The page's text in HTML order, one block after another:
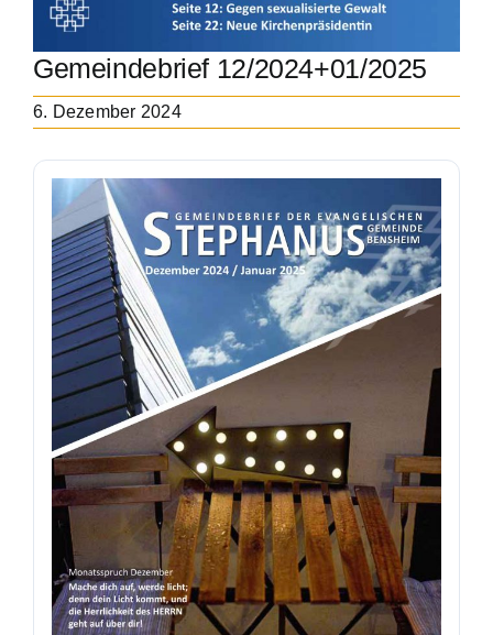
Gemeindebrief 12/2024+01/2025
6. Dezember 2024